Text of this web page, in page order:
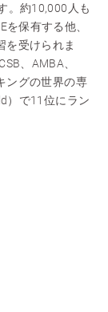
。約10,000人も
保有する他、
を受けられま
、AMBA、
ングの世界の専
）で11位にラン